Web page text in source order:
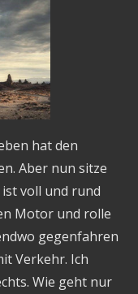
hat den
Aber nun sitze
voll und rund
Motor und rolle
gegenfahren
Verkehr. Ich
Wie geht nur